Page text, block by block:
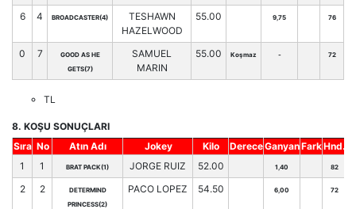
6 4 BROADCASTER(4)
TESHAWN
HAZELWOOD
55.00 9,75 76
0 7
GOOD AS HE
GETS(7)
SAMUEL
MARIN
55.00 Koşmaz - 72
TL
8. KOŞU SONUÇLARI
Sıra No Atın Adı Jokey Kilo DereceGanyanFarkHnd.
1
1 BRAT PACK(1) JORGE RUIZ 52.00 1,40 82
2 2
DETERMIND
PRINCESS(2)
PACO LOPEZ 54.50 6,00 72